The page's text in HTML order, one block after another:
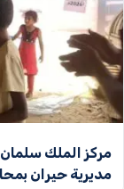
مديرية حيران